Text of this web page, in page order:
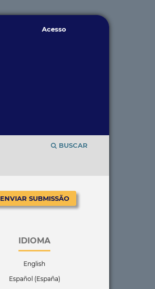
BUSCAR
Acesso
ENVIAR SUBMISSÃO
IDIOMA
English
Español (España)